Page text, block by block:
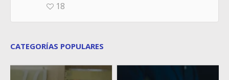
18
CATEGORÍAS POPULARES